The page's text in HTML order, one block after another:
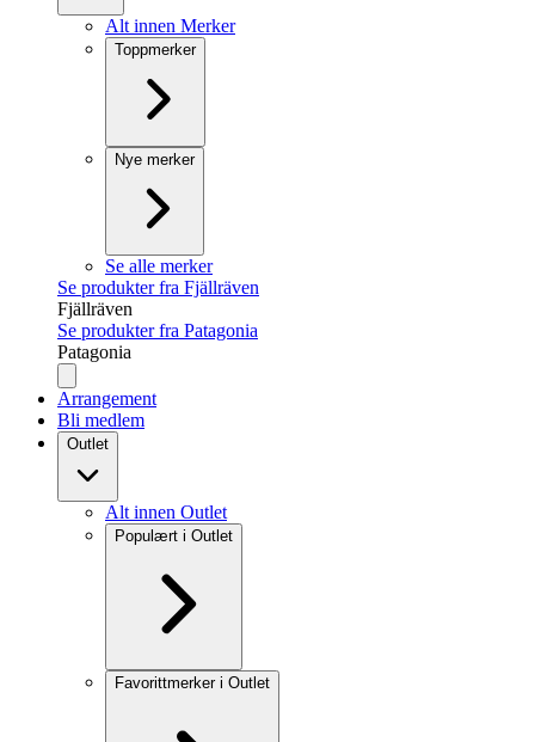
Alt innen Merker
Toppmerker
Nye merker
Se alle merker
Se produkter fra Fjällräven
Fjällräven
Se produkter fra Patagonia
Patagonia
Arrangement
Bli medlem
Outlet
Alt innen Outlet
Populært i Outlet
Favorittmerker i Outlet